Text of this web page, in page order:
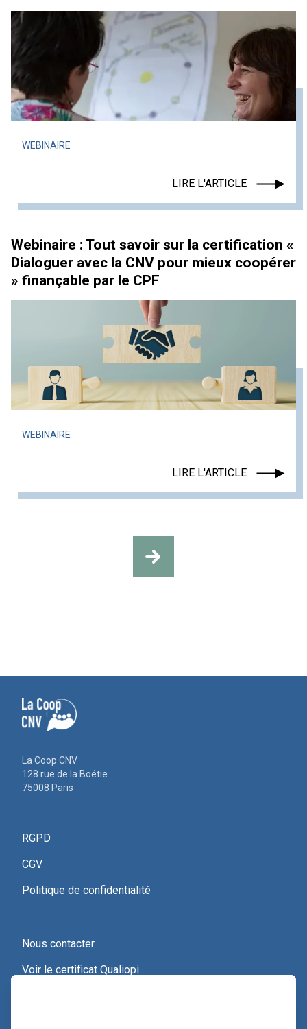
WEBINAIRE
LIRE L'ARTICLE
Webinaire : Tout savoir sur la certification «
Dialoguer avec la CNV pour mieux coopérer
» finançable par le CPF
WEBINAIRE
LIRE L'ARTICLE
La Coop CNV
128 rue de la Boétie
75008 Paris
RGPD
CGV
Politique de confidentialité
Nous contacter
Voir le certificat Qualiopi